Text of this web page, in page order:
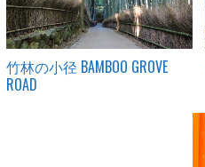
竹林の小径 BAMBOO GROVE
ROAD